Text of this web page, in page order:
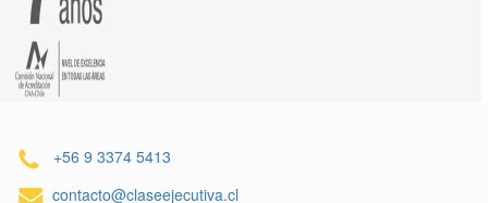
+56 9 3374 5413
contacto@claseejecutiva.cl